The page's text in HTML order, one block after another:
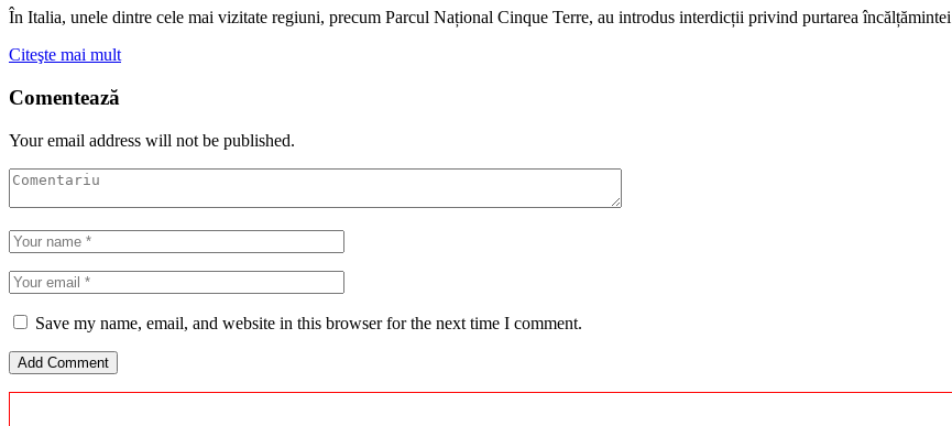
În Italia, unele dintre cele mai vizitate regiuni, precum Parcul Național Cinque Terre, au introdus interdicții privind purtarea
Citeşte mai mult
Comentează
Your email address will not be published.
Save my name, email, and website in this browser for the next time I comment.